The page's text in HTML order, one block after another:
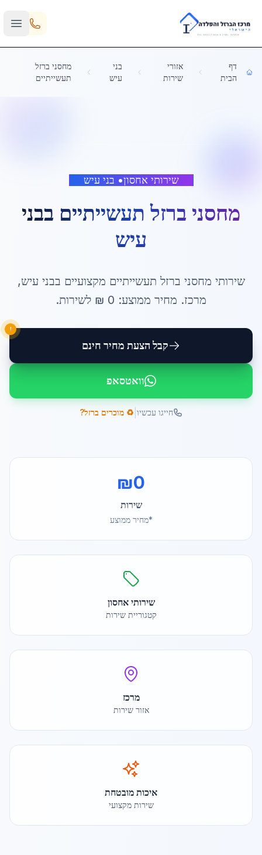
Skip to main content
דף
הבית
אזורי
שירות
בני
עיש
מחסני ברזל
תעשייתיים
שירותי אחסון• בני עיש
מחסני ברזל תעשייתיים בבני
עיש
שירותי מחסני ברזל תעשייתיים מקצועיים בבני עיש,
מרכז. מחיר ממוצע: 0 ₪ לשירות.
קבל הצעת מחיר חינם
!
וואטסאפ
חייגו עכשיו ♻️ מוכרים ברזל?
₪0
שירות
*מחיר ממוצע
שירותי אחסון
קטגוריית שירות
מרכז
אזור שירות
איכות מובטחת
שירות מקצועי